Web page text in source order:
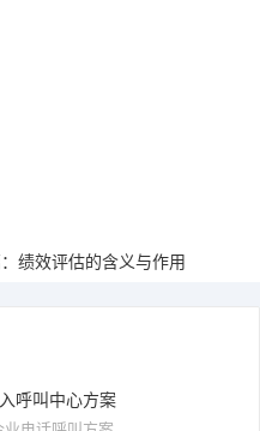
绩效评估的含义与作用
呼叫中心方案